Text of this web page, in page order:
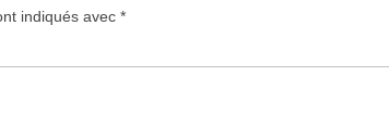
indiqués avec *